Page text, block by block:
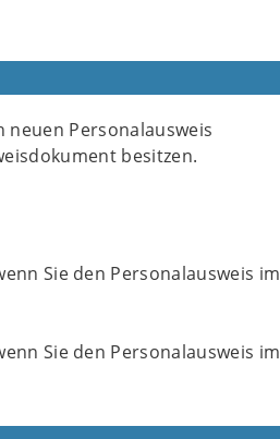
neuen Personalausweis
besitzen.
Sie den Personalausweis im
Sie den Personalausweis im